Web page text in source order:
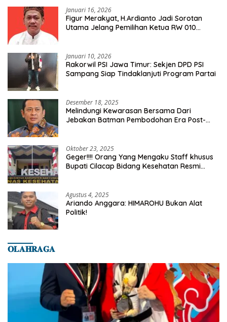
Januari 16, 2026
Figur Merakyat, H.Ardianto Jadi Sorotan
Utama Jelang Pemilihan Ketua RW 010
Januari 10, 2026
Rakorwil PSI Jawa Timur: Sekjen DPD PSI
Sampang Siap Tindaklanjuti Program Partai
Desember 18, 2025
Melindungi Kewarasan Bersama Dari
Jebakan Batman Pembodohan Era Post-
Oktober 23, 2025
Geger!!!! Orang Yang Mengaku Staff khusus
Bupati Cilacap Bidang Kesehatan Resmi
Agustus 4, 2025
Ariando Anggara: HIMAROHU Bukan Alat
Politik!
𝐎𝐋𝐀𝐇𝐑𝐀𝐆𝐀